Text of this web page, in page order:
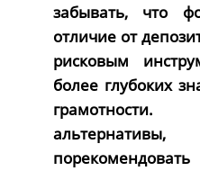
забывать, что
отличие от
рисковым
более глубоких